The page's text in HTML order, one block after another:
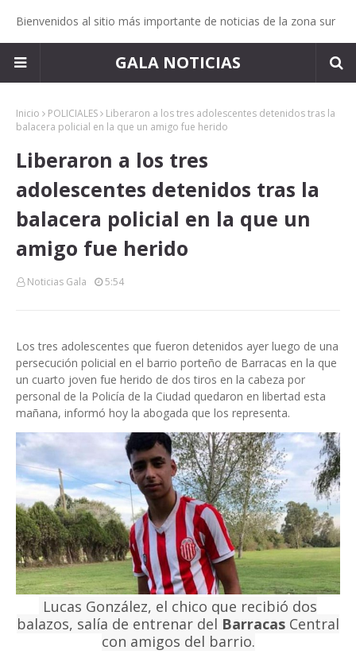
Bienvenidos al sitio más importante de noticias de la zona sur
GALA NOTICIAS
Inicio POLICIALES
Liberaron a los tres adolescentes detenidos tras la
balacera policial en la que un amigo fue herido
Liberaron a los tres
adolescentes detenidos tras la
balacera policial en la que un
amigo fue herido
Noticias Gala 5:54
Los tres adolescentes que fueron detenidos ayer luego de una
persecución policial en el barrio porteño de Barracas en la que
un cuarto joven fue herido de dos tiros en la cabeza por
personal de la Policía de la Ciudad quedaron en libertad esta
mañana, informó hoy la abogada que los representa.
Lucas González, el chico que recibió dos
balazos, salía de entrenar del Barracas Central
con amigos del barrio.